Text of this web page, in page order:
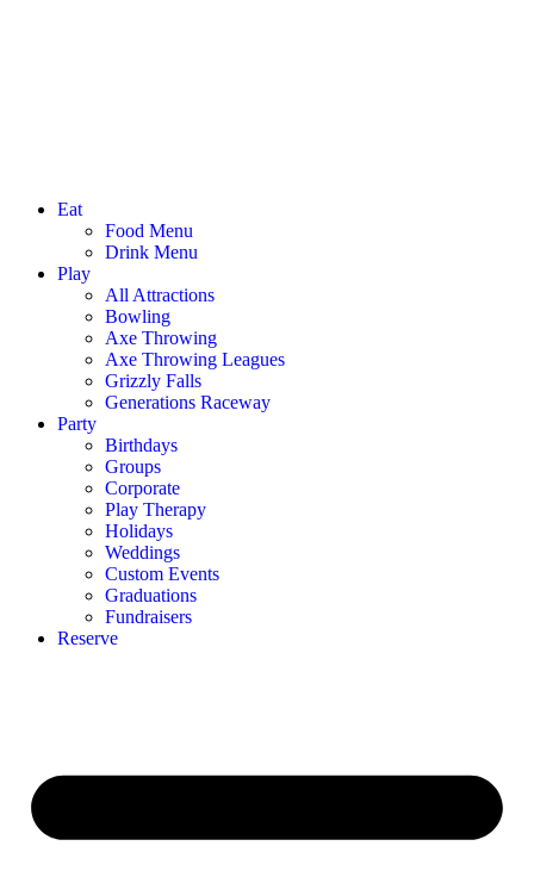
Eat
Food Menu
Drink Menu
Play
All Attractions
Bowling
Axe Throwing
Axe Throwing Leagues
Grizzly Falls
Generations Raceway
Party
Birthdays
Groups
Corporate
Play Therapy
Holidays
Weddings
Custom Events
Graduations
Fundraisers
Reserve